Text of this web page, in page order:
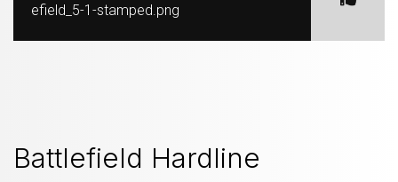
efield_5-1-stamped.png
Battlefield Hardline